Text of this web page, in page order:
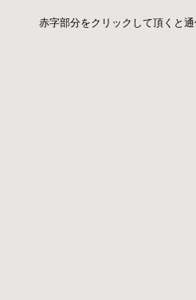
赤字部分をクリックして頂くと